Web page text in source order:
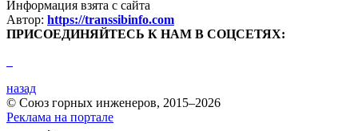
Информация взята с сайта
Автор: https://transsibinfo.com
ПРИСОЕДИНЯЙТЕСЬ К НАМ В СОЦСЕТЯХ:
назад
© Союз горных инженеров, 2015–2026
Реклама на портале